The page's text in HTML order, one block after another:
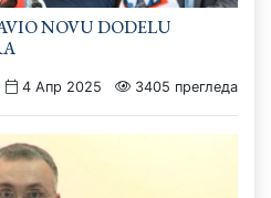
NOVU DODELU
4 Апр 2025 3405 прегледа